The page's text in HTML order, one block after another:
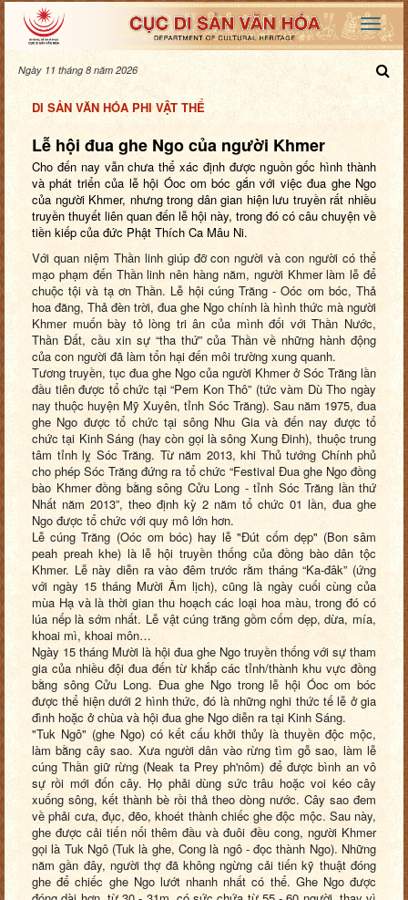
Ngày 11 tháng 8 năm 2026
DI SẢN VĂN HÓA PHI VẬT THỂ
Lễ hội đua ghe Ngo của người Khmer
Cho đến nay vẫn chưa thể xác định được nguồn gốc hình thành
và phát triển của lễ hội Óoc om bóc gắn với việc đua ghe Ngo
của người Khmer, nhưng trong dân gian hiện lưu truyền rất nhiều
truyền thuyết liên quan đến lễ hội này, trong đó có câu chuyện về
tiền kiếp của đức Phật Thích Ca Mâu Ni.
Với quan niệm Thần linh giúp đỡ con người và con người có thể
mạo phạm đến Thần linh nên hàng năm, người Khmer làm lễ để
chuộc tội và tạ ơnThần. Lễ hội cúng Trăng - Oóc om bóc, Thả
hoa đăng, Thả đèn trời, đua ghe Ngo chính là hình thức mà người
Khmer muốn bày tỏ lòng tri ân của mình đối với Thần Nước,
Thần Đất, cầu xin sự “tha thứ” của Thần về những hành động
của con người đã làm tổn hại đến môi trường xung quanh.
Tương truyền, tục đua ghe Ngo của người Khmer ở Sóc Trăng lần
đầu tiên được tổ chức tại “Pem Kon Thô” (tức vàm Dù Tho ngày
nay thuộc huyện Mỹ Xuyên, tỉnh Sóc Trăng). Sau năm 1975, đua
ghe Ngo được tổ chức tại sông Nhu Giavà đến nay được tổ
chức tại Kinh Sáng (hay còn gọi là sông Xung Đinh), thuộc trung
tâm tỉnh lỵ Sóc Trăng. Từ năm 2013, khi Thủ tướng Chính phủ
cho phép Sóc Trăng đứng ra tổ chức “Festival Đua ghe Ngo đồng
bào Khmer đồng bằng sông Cửu Long - tỉnh Sóc Trăng lần thứ
Nhất năm 2013”, theo định kỳ 2 năm tổ chức 01 lần, đua ghe
Ngo được tổ chức với quy mô lớn hơn.
Lễ cúng Trăng (Oóc om bóc) hay lễ "Đút cốm dẹp" (Bon sâm
peah preah khe) là lễ hội truyền thống của đồng bào dân tộc
Khmer. Lễ này diễn ra vào đêm trước rằm tháng “Ka-đâk” (ứng
với ngày 15tháng MườiÂm lịch), cũng là ngày cuối cùng của
mùa Hạ và là thời gian thu hoạch các loại hoa màu, trong đó có
lúa nếp là sớm nhất. Lễ vật cúng trăng gồm cốm dẹp, dừa, mía,
khoai mì, khoai môn…
Ngày 15 tháng Mười là hội đua ghe Ngo truyền thống với sự tham
gia của nhiều đội đua đến từ khắp các tỉnh/thành khu vực đồng
bằng sông Cửu Long. Đua ghe Ngo trong lễ hội Óoc om bóc
được thể hiện dưới 2 hình thức, đó là những nghi thức tế lễ ở gia
đình hoặc ở chùa và hội đua ghe Ngo diễn ra tại Kinh Sáng.
"Tuk Ngô" (ghe Ngo) có kết cấu khởi thủy là thuyền độc mộc,
làm bằng cây sao. Xưa người dân vào rừng tìm gỗ sao, làm lễ
cúngThần giữ rừng (Neak ta Prey ph'nôm) để được bình an vô
sự rồi mới đốn cây. Họ phải dùng sức trâu hoặc voi kéo cây
xuống sông, kết thành bè rồi thả theo dòng nước. Cây sao đem
về phải cưa, đục, đẽo, khoét thành chiếc ghe độc mộc. Sau này,
ghe được cải tiến nối thêm đầu và đuôi đều cong, người Khmer
gọi là Tuk Ngô (Tuk là ghe, Cong là ngô - đọc thành Ngo). Những
năm gần đây, người thợ đã không ngừng cải tiến kỹ thuật đóng
ghe để chiếc ghe Ngo lướt nhanh nhất có thể. Ghe Ngo được